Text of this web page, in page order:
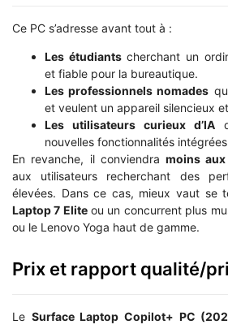
Ce PC s’adresse avant tout à :
Les étudiantscherchant un
et fiable pour la bureautique.
Les professionnels nomades
et veulent un appareil silencieux
Les utilisateurs curieux d’IA
nouvelles fonctionnalités
En revanche, il conviendra moins
aux utilisateurs recherchant des
élevées. Dans ce cas, mieux vaut se
Laptop 7 Eliteou un concurrent plus
ou le Lenovo Yoga haut de gamme.
Prix et rapport qualité/
Le Surface Laptop Copilot+ PC